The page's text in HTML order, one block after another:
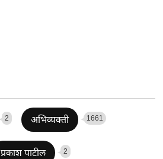
2 अभिव्यक्ती 1661
प्रकाश पाटील 2